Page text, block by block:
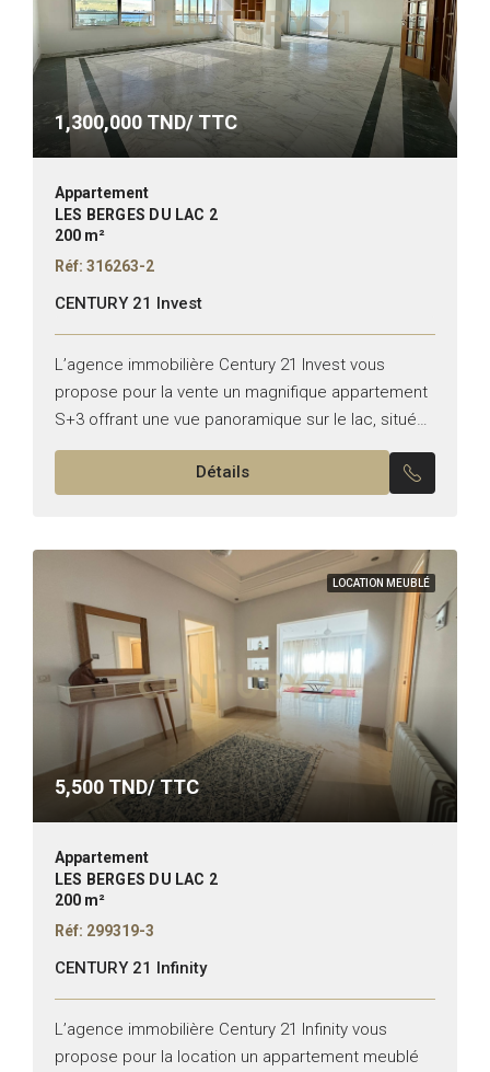
1,300,000 TND/ TTC
Appartement
LES BERGES DU LAC 2
200 m²
Réf: 316263-2
CENTURY 21 Invest
L’agence immobilière Century 21 Invest vous
propose pour la vente un magnifique appartement
S+3 offrant une vue panoramique sur le lac, situé
aux Berges du Lac 2. Typologie : S+3 Superficie :...
Détails
LOCATION MEUBLÉ
5,500 TND/ TTC
Appartement
LES BERGES DU LAC 2
200 m²
Réf: 299319-3
CENTURY 21 Infinity
L’agence immobilière Century 21 Infinity vous
propose pour la location un appartement meublé